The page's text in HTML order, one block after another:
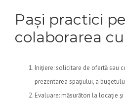
Pași practici
colaborarea
Inițiere: solicitare de ofertă sau
prezentarea spațiului, a
Evaluare: măsurători la locație